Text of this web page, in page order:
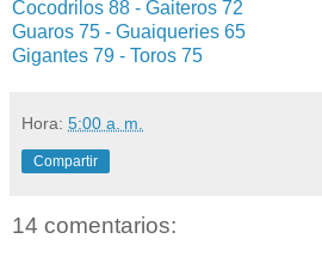
Cocodrilos 88 - Gaiteros 72
Guaros 75 - Guaiqueries 65
Gigantes 79 - Toros 75
Hora: 5:00 a. m.
Compartir
14 comentarios: